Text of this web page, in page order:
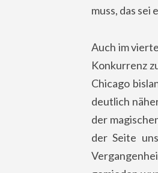
muss, das
Auch im
Konkurrenz
Chicago
deutlich
der
der Seite